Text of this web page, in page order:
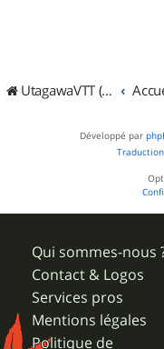
UtagawaVTT (Randos VTT et VTTAE avec traces GPS)
Développé par
Qui sommes-nous
Contact & Logos
Services pros
Mentions légales
Politique de